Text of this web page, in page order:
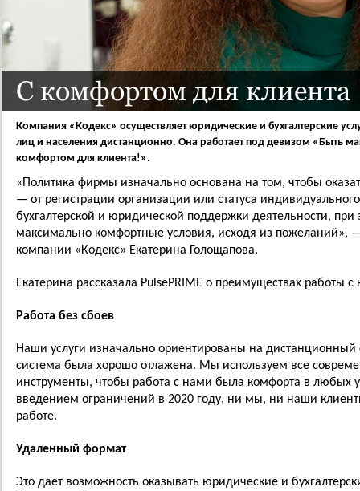
С комфортом для клиента
Компания «Кодекс» осуществляет юридические и бухгалтерские
лиц и населения дистанционно. Она работает под девизом «Быть
комфортом для клиента!».
«Политика фирмы изначально основана на том, чтобы
— от регистрации организации или статуса
бухгалтерской и юридической поддержки деятельности, при
максимально комфортные условия, исходя из пожеланий»,
компании «Кодекс» Екатерина Голощапова.
Екатерина рассказала PulsePRIME о преимуществах работы
Работа без сбоев
Наши услуги изначально ориентированы на дистанционный
система была хорошо отлажена. Мы используем все
инструменты, чтобы работа с нами была комфорта в любых
введением ограничений в 2020 году, ни мы, ни наши
работе.
Удаленный формат
Это дает возможность оказывать юридические и